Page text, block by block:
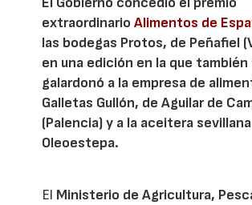
extraordinarioAlimentos de
las bodegas Protos, de Peñafiel
en una edición en la que también
galardonó a la empresa de
Galletas Gullón, de Aguilar de
(Palencia) y a la aceitera sevillana
Oleoestepa.
El Ministerio de Agricultura,